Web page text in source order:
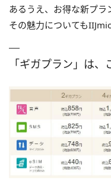
あるうえ、お得な新プラ
その魅力についても
「ギガプラン」は、